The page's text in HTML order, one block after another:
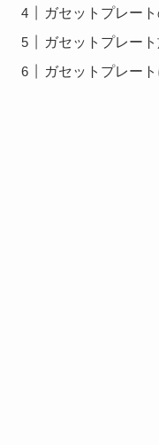
ガセットプレー
ガセットプレー
ガセットプレー